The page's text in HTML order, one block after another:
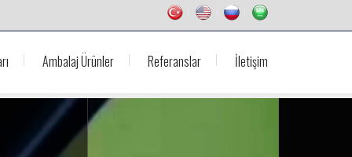
Ambalaj Ürünler Referanslar İletişim